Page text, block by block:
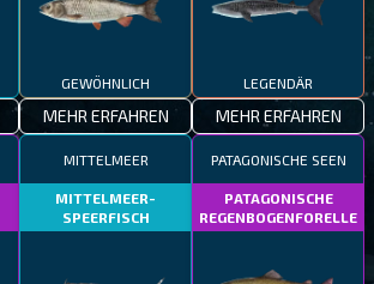
GEWÖHNLICH
MEHR ERFAHREN
LEGENDÄR
MEHR ERFAHREN
MITTELMEER
MITTELMEER-
SPEERFISCH
PATAGONISCHE SEEN
PATAGONISCHE
REGENBOGENFORELLE